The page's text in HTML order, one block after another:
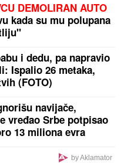
DEMOLIRAN AUTO
kada su mu polupana
i dedu, pa napravio
Ispalio 26 metaka,
(FOTO)
navijače,
vređao Srbe potpisao
13 miliona evra
by Aklamator